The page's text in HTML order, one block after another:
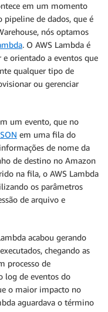
em um momento
de dados, que é
nós optamos
. O AWS Lambda é
orientado a eventos que
qualquer tipo de
ou gerenciar
um evento, que no
em uma fila do
de nome da
de destino no Amazon
na fila, o AWS Lambda
os parâmetros
de arquivo e
acabou gerando
chegando as
processo de
log de eventos do
o maior impacto no
aguardava o término